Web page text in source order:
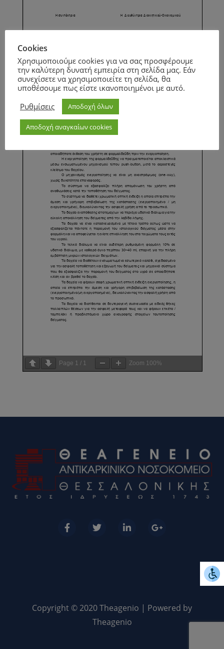
Page1/2 Zoom 100%
1 Zoom 100%
Page 1 / 1 Zoom 100%
Copyright © 2020 Theagenio | Powered by
Theagenio
Cookies
Χρησιμοποιούμε cookies για να σας προσφέρουμε
την καλύτερη δυνατή εμπειρία στη σελίδα μας. Εάν
συνεχίσετε να χρησιμοποιείτε τη σελίδα, θα
υποθέσουμε πως είστε ικανοποιημένοι με αυτό.
Ρυθμίσεις
Αποδοχή όλων
Αποδοχή αναγκαίων cookies